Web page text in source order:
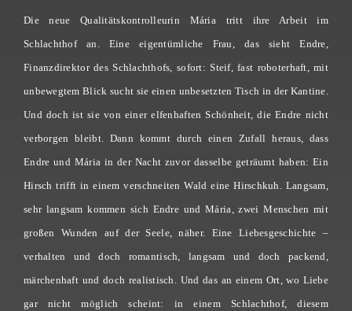
Die neue Qualitätskontrolleurin Mária tritt ihre Arbeit im
Schlachthof an. Eine eigentümliche Frau, das sieht Endre,
Finanzdirektor des Schlachthofs, sofort: Steif, fast roboterhaft, mit
unbewegtem Blick sucht sie einen unbesetzten Tisch in der Kantine.
Und doch ist sie von einer elfenhaften Schönheit, die Endre nicht
verborgen bleibt. Dann kommt durch einen Zufall heraus, dass
Endre und Mária in der Nacht zuvor dasselbe geträumt haben: Ein
Hirsch trifft in einem verschneiten Wald eine Hirschkuh. Langsam,
sehr langsam kommen sich Endre und Mária, zwei Menschen mit
großen Wunden auf der Seele, näher. Eine Liebesgeschichte –
verhalten und doch romantisch, langsam und doch packend,
märchenhaft und doch realistisch. Und das an einem Ort, wo Liebe
gar nicht möglich scheint: in einem Schlachthof, diesem